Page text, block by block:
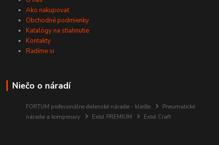
Ako nakupovať
Obchodné podmienky
Katalógy na stiahnutie
Kontakty
Radíme si
Niečo o náradí
FORTUM profesionálne dielenské náradie - kliešte
Pneumatické
náradie a kompresory
Extol PREMIUM Extol Craft